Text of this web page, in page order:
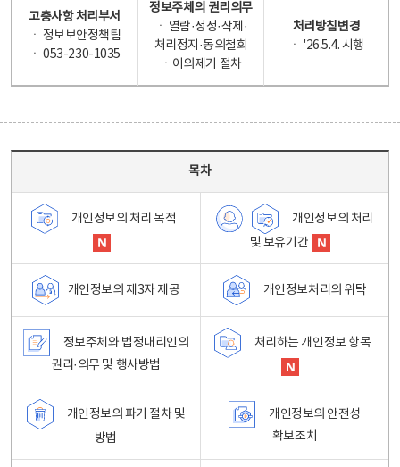
고충사항 처리부서
ㆍ 정보보안정책팀
ㆍ 053-230-1035
정보주체의 권리의무
ㆍ 열람·정정·삭제·
처리정지·동의철회
ㆍ이의제기 절차
처리방침변경
ㆍ '26.5.4. 시행
목차
개인정보의 처리 목적
개인정보의 처리
및 보유기간
개인정보의 제3자 제공 개인정보처리의 위탁
정보주체와 법정대리인의
권리·의무 및 행사방법
처리하는 개인정보 항목
개인정보의 파기 절차 및
방법
개인정보의 안전성
확보조치